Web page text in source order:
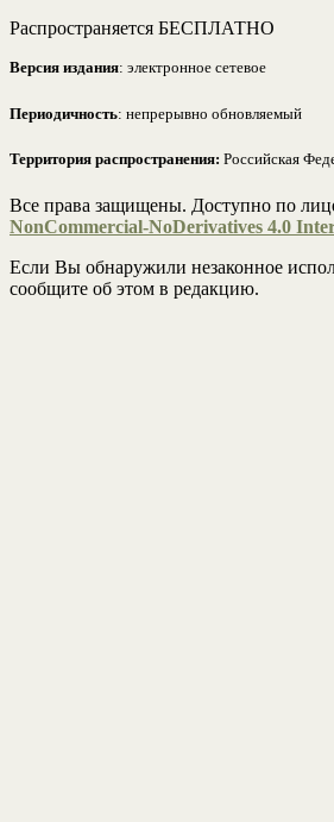
Распространяется БЕСПЛАТНО
Версия издания: электронное сетевое
Периодичность: непрерывно обновляемый
Территория распространения: Российская
Все права защищены. Доступно по
NonCommercial-NoDerivatives 4.0
Если Вы обнаружили незаконное
сообщите об этом в редакцию.